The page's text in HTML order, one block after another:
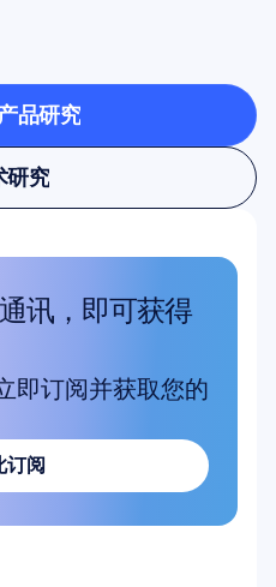
么可能
品研究
品研究
研究
研究
讯，即可获得
订阅并获取您的
订阅